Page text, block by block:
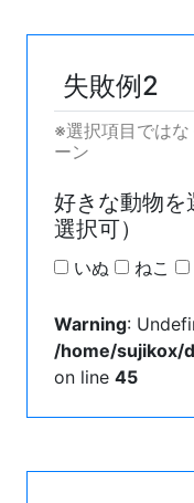
失敗例2
※選択項目では
ーン
好きな動物を
選択可）
いぬ ねこ
Warning:
/home/sujikox/
on line 45